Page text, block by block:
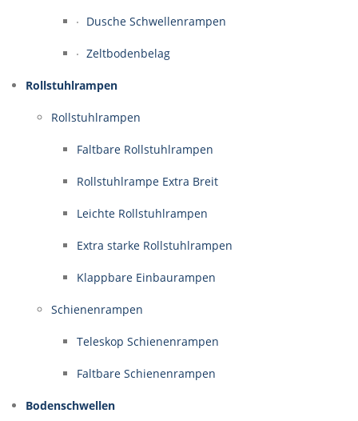
Dusche Schwellenrampen
Zeltbodenbelag
Rollstuhlrampen
Rollstuhlrampen
Faltbare Rollstuhlrampen
Rollstuhlrampe Extra Breit
Leichte Rollstuhlrampen
Extra starke Rollstuhlrampen
Klappbare Einbaurampen
Schienenrampen
Teleskop Schienenrampen
Faltbare Schienenrampen
Bodenschwellen